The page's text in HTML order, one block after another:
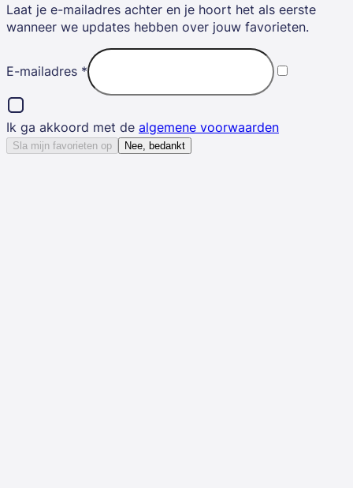
Laat je e-mailadres achter en je hoort het als eerste
wanneer we updates hebben over jouw favorieten.
E-mailadres *
Ik ga akkoord met de algemene voorwaarden
Sla mijn favorieten op Nee, bedankt